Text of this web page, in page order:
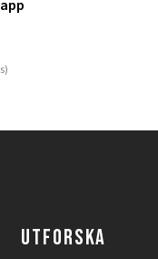
i varukorg
UTFORSKA